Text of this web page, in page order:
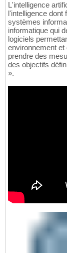
L'intelligence
l'intelligence dont
systèmes
informatique qui
logiciels
environnement et
prendre des
des objectifs
».